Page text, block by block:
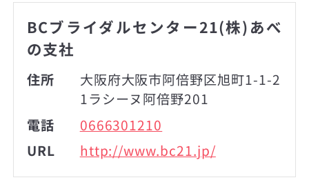
BCブライダルセンター21(株)あべ
の支社
住所
大阪府大阪市阿倍野区旭町1-1-2
1ラシーヌ阿倍野201
電話
0666301210
URL
http://www.bc21.jp/